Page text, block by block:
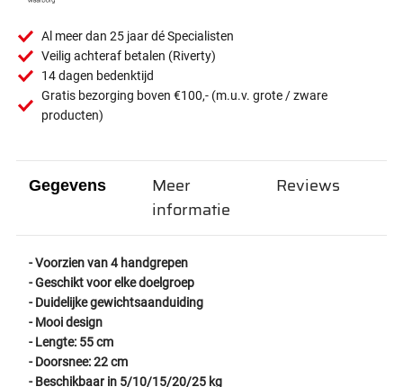
Al meer dan 25 jaar dé Specialisten
Veilig achteraf betalen (Riverty)
14 dagen bedenktijd
Gratis bezorging boven €100,- (m.u.v. grote / zware
producten)
Gegevens
- Voorzien van 4 handgrepen
- Geschikt voor elke doelgroep
- Duidelijke gewichtsaanduiding
- Mooi design
- Lengte: 55 cm
- Doorsnee: 22 cm
- Beschikbaar in 5/10/15/20/25 kg
Meer
informatie
Reviews